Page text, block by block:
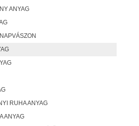
ANYAG
RUHA ANYAG
ANYAG